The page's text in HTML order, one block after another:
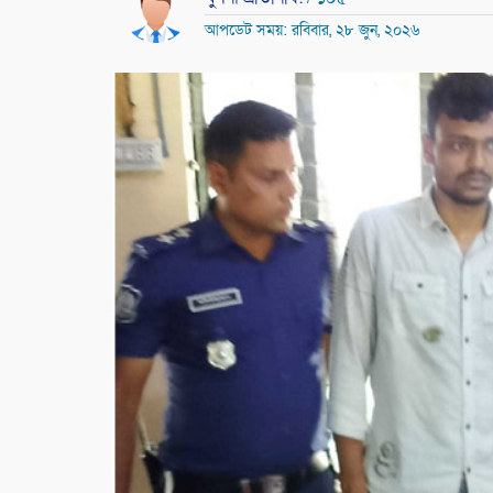
আপডেট সময়: রবিবার, ২৮ জুন, ২০২৬